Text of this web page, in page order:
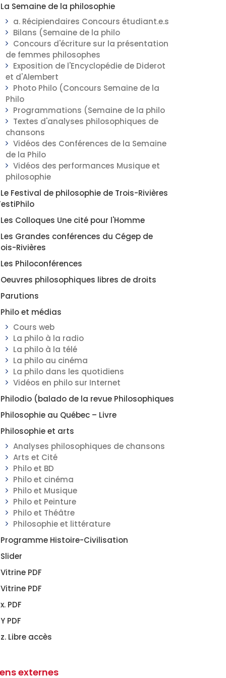
La Semaine de la philosophie
a. Récipiendaires Concours étudiant.e.s
Bilans (Semaine de la philo
Concours d'écriture sur la présentation
de femmes philosophes
Exposition de l'Encyclopédie de Diderot
et d'Alembert
Photo Philo (Concours Semaine de la
Philo
Programmations (Semaine de la philo
Textes d'analyses philosophiques de
chansons
Vidéos des Conférences de la Semaine
de la Philo
Vidéos des performances Musique et
philosophie
Le Festival de philosophie de Trois-Rivières
Les Colloques Une cité pour l'Homme
Les Grandes conférences du Cégep de
Rivières
Les Philoconférences
Oeuvres philosophiques libres de droits
Parutions
Philo et médias
Cours web
La philo à la radio
La philo à la télé
La philo au cinéma
La philo dans les quotidiens
Vidéos en philo sur Internet
Philodio (balado de la revue Philosophiques
Philosophie au Québec – Livre
Philosophie et arts
Analyses philosophiques de chansons
Arts et Cité
Philo et BD
Philo et cinéma
Philo et Musique
Philo et Peinture
Philo et Théâtre
Philosophie et littérature
Programme Histoire-Civilisation
Slider
Vitrine PDF
Vitrine PDF
x. PDF
Y PDF
z. Libre accès
externes